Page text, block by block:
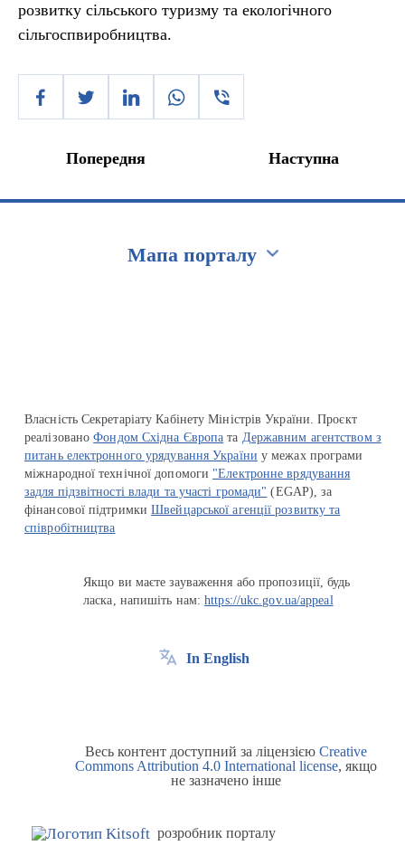
розвитку сільського туризму та екологічного
сільгоспвиробництва.
Попередня Наступна
Мапа порталу
Власність Секретаріату Кабінету Міністрів України. Проєкт
реалізованоФондом Східна Європа та Державним агентством з
питань електронного урядування України у межах програми
міжнародної технічної допомоги "Електронне врядування
задля підзвітності влади та участі громади" (EGAP), за
фінансової підтримкиШвейцарської агенції розвитку та
співробітництва
Якщо ви маєте зауваження або пропозиції, будь
ласка, напишіть нам:https://ukc.gov.ua/appeal
In English
Весь контент доступний за ліцензією Creative
Commons Attribution 4.0 International license, якщо
не зазначено інше
розробник порталу